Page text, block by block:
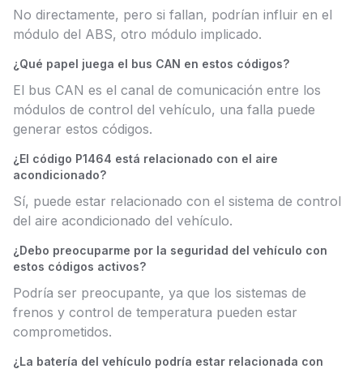
No directamente, pero si fallan, podrían influir en el
módulo del ABS, otro módulo implicado.
¿Qué papel juega el bus CAN en estos códigos?
El bus CAN es el canal de comunicación entre los
módulos de control del vehículo, una falla puede
generar estos códigos.
¿El código P1464 está relacionado con el aire
acondicionado?
Sí, puede estar relacionado con el sistema de control
del aire acondicionado del vehículo.
¿Debo preocuparme por la seguridad del vehículo con
estos códigos activos?
Podría ser preocupante, ya que los sistemas de
frenos y control de temperatura pueden estar
comprometidos.
¿La batería del vehículo podría estar relacionada con